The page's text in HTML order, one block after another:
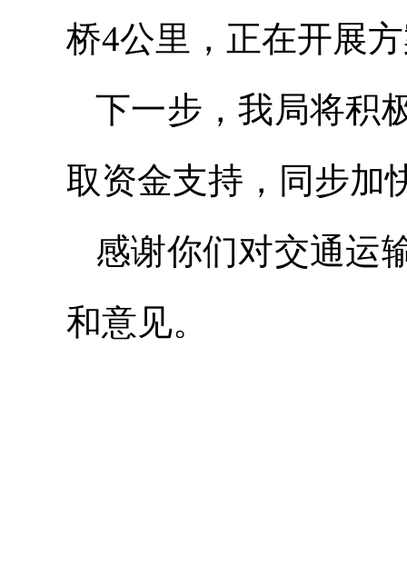
桥4公里，正在开展
下一步，我局将积
取资金支持，同步加
感谢你们对交通运
和意见。